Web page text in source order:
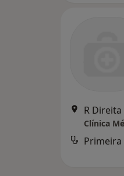
R
Clínica